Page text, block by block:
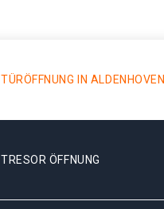
TÜRÖFFNUNG IN ALDENHOVEN
TRESOR ÖFFNUNG